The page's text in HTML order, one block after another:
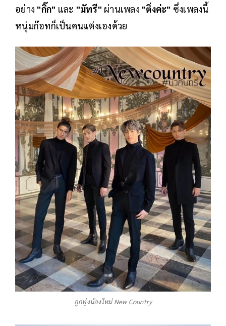
อย่าง "กิ๊ก" และ "มัทรี" ผ่านเพลง "ติ่งค่ะ" ซึ่งเพลงนี้
หนุ่มก๊อทก็เป็นคนแต่งเองด้วย
ลูกทุ่งน้องใหม่ New Country